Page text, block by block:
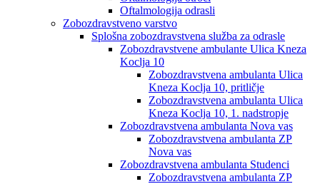
Oftalmologija odrasli
Zobozdravstveno varstvo
Splošna zobozdravstvena služba za odrasle
Zobozdravstvene ambulante Ulica Kneza
Koclja 10
Zobozdravstvena ambulanta Ulica
Kneza Koclja 10, pritličje
Zobozdravstvena ambulanta Ulica
Kneza Koclja 10, 1. nadstropje
Zobozdravstvena ambulanta Nova vas
Zobozdravstvena ambulanta ZP
Nova vas
Zobozdravstvena ambulanta Studenci
Zobozdravstvena ambulanta ZP